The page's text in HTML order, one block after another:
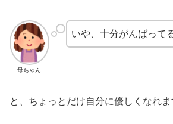
母ちゃん
いや、十分がんばって
と、ちょっとだけ自分に優しくなれま